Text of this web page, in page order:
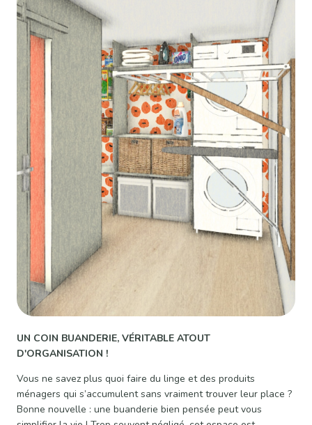
UN COIN BUANDERIE, VÉRITABLE ATOUT
D'ORGANISATION !
Vous ne savez plus quoi faire du linge et des produits
ménagers qui s’accumulent sans vraiment trouver leur place ?
Bonne nouvelle : une buanderie bien pensée peut vous